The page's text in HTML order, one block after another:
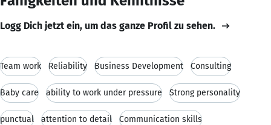
Logg Dich jetzt ein, um das ganze Profil zu sehen.
Team work Reliability Business Development Consulting
Baby care ability to work under pressure Strong personality
punctual attention to detail Communication skills